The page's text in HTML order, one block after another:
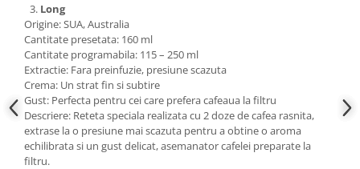
Long
Origine: SUA, Australia
Cantitate presetata: 160 ml
Cantitate programabila: 115 – 250 ml
Extractie: Fara preinfuzie, presiune scazuta
Crema: Un strat fin si subtire
Gust: Perfecta pentru cei care prefera cafeaua la filtru
Descriere: Reteta speciala realizata cu 2 doze de cafea rasnita,
extrase la o presiune mai scazuta pentru a obtine o aroma
echilibrata si un gust delicat, asemanator cafelei preparate la
filtru.